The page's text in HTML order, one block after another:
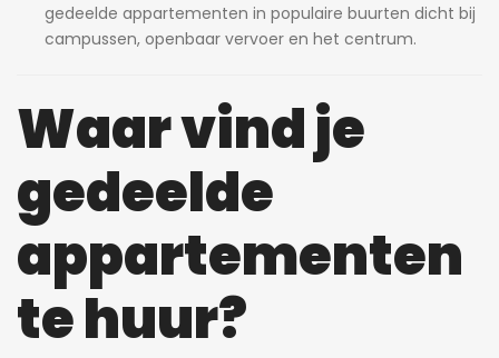
gedeelde appartementen in populaire buurten dicht bij
campussen, openbaar vervoer en het centrum.
Waar vind je
gedeelde
appartementen
te huur?